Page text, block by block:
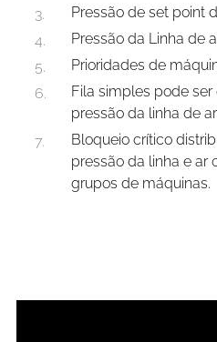
Pressão de set point
Pressão da Linha de
Prioridades de
Fila simples pode
pressão da linha de
Bloqueio crítico
pressão da linha e
grupos de máquinas.